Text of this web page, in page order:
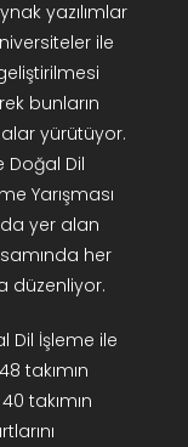
yazılımlar
ile
bunların
yürütüyor.
Doğal Dil
Yarışması
yer alan
her
düzenliyor.
Dil İşleme ile
takımın
takımın